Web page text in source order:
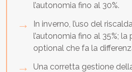
l’autonomia fino al 30%.
In inverno, l’uso del
l’autonomia fino al 35%;
optional che fa la
Una corretta gestione